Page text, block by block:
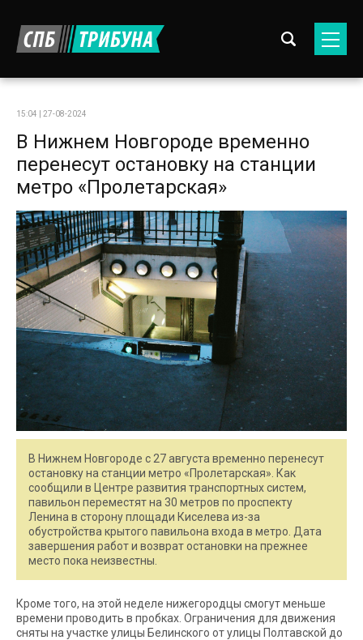
15:04 | 27-08-2024
В Нижнем Новгороде временно
перенесут остановку на станции
метро «Пролетарская»
В Нижнем Новгороде с 27 августа временно перенесут
остановку на станции метро «Пролетарская». Как
сообщили в Центре развития транспортных систем,
павильон переместят на 30 метров по проспекту
Ленина в сторону площади Киселева из-за
обустройства крытого павильона входа в метро. Дата
завершения работ и возврат остановки на прежнее
место пока неизвестны.
Кроме того, на этой неделе нижегородцы смогут меньше
времени проводить в пробках. Ограничения для движения
сняты на участке улицы Белинского от улицы Полтавской до